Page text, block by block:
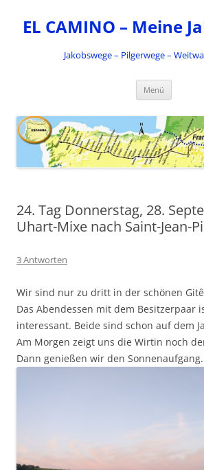
springen
EL CAMINO – Meine
Jakobswege – Pilgerwege –
Menü
24. Tag Donnerstag, 28.
Uhart-Mixe nach Saint-Jean-
3 Antworten
Wir sind nur zu dritt in der schönen
Das Abendessen mit dem Besitzerpaar
interessant. Beide sind schon auf dem
Am Morgen zeigt uns die Wirtin noch
Dann genießen wir den Sonnenaufgang.